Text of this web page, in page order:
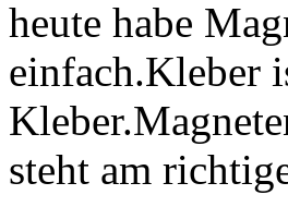
heute habe
einfach.Kleber
steht am